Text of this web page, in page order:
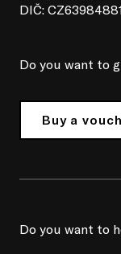
DIČ:
Do you want to
Buy a
Do you want to